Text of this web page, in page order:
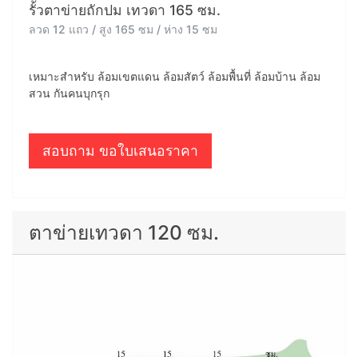
รั้วตาข่ายถักปม เทวดา 165 ซม.
ลวด 12 แถว / สูง 165 ซม / ห่าง 15 ซม
เหมาะสำหรับ ล้อมเขตแดน ล้อมสัตว์ ล้อมพื้นที่ ล้อมบ้าน ล้อม
สวน กันคนบุกรุก
สอบถาม ขอใบเสนอราคา
ตาข่ายเทวดา 120 ซม.